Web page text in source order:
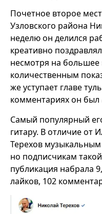
Почетное второе
Узловского района
неделю он делился
креативно
несмотря на большее
количественным
же уступает главе
комментариях он
Самый популярный
гитару. В отличие от
Терехов музыкальным
но подписчикам
публикация набрала
лайков, 102